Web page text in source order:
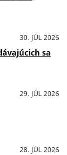
30. JÚL 2026
sa
29. JÚL 2026
28. JÚL 2026